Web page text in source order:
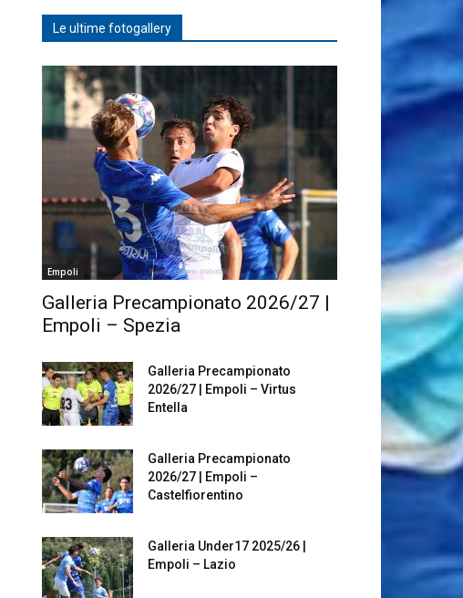
Le ultime fotogallery
Empoli
Galleria Precampionato 2026/27 |
Empoli – Spezia
Galleria Precampionato
2026/27 | Empoli – Virtus
Entella
Galleria Precampionato
2026/27 | Empoli –
Castelfiorentino
Galleria Under17 2025/26 |
Empoli – Lazio